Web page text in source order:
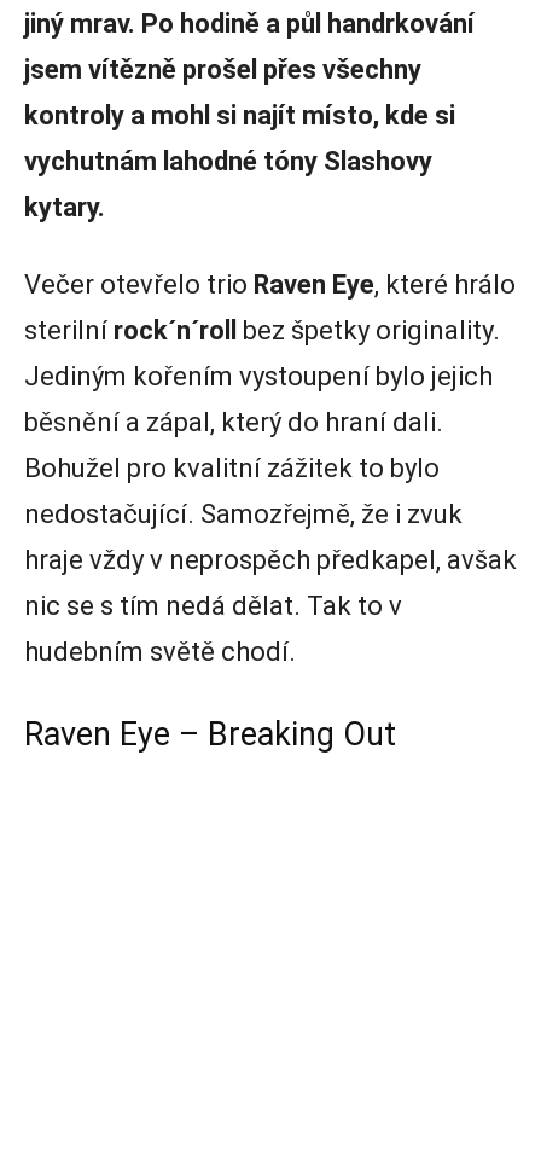
jiný mrav. Po hodině a půl handrkování
jsem vítězně prošel přes všechny
kontroly a mohl si najít místo, kde si
vychutnám lahodné tóny Slashovy
kytary.
Večer otevřelo trio Raven Eye, které hrálo
sterilní rock´n´roll
bez špetky originality.
Jediným kořením vystoupení bylo jejich
běsnění a zápal, který do hraní dali.
Bohužel pro kvalitní zážitek to bylo
nedostačující. Samozřejmě, že i zvuk
hraje vždy v neprospěch předkapel, avšak
nic se s tím nedá dělat. Tak to v
hudebním světě chodí.
Raven Eye – Breaking Out